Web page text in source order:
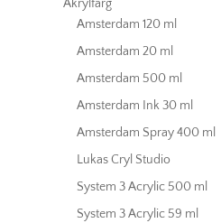
Akrylfärg
Amsterdam 120 ml
Amsterdam 20 ml
Amsterdam 500 ml
Amsterdam Ink 30 ml
Amsterdam Spray 400 ml
Lukas Cryl Studio
System 3 Acrylic 500 ml
System 3 Acrylic 59 ml